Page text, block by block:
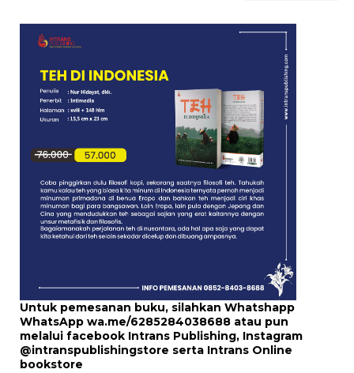
Untuk pemesanan buku, silahkan Whatshapp
WhatsApp wa.me/6285284038688 atau pun
melalui facebook Intrans Publishing, Instagram
@intranspublishingstore serta Intrans Online
bookstore